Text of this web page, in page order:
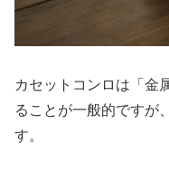
カセットコンロは「金
ることが一般的ですが
す。